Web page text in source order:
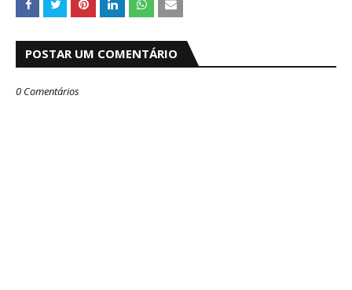
POSTAR UM COMENTÁRIO
0 Comentários